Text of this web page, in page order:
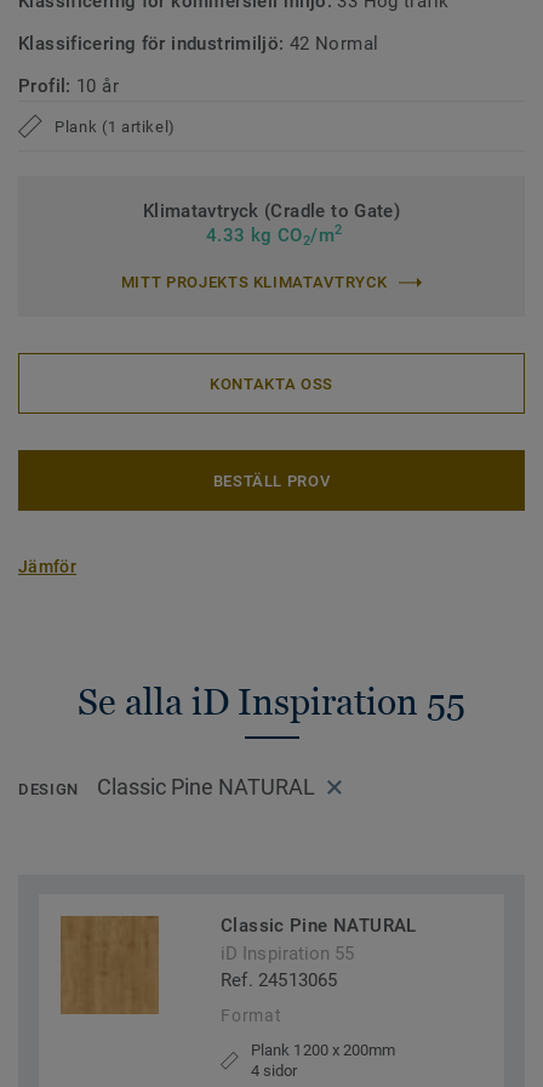
Klassificering för industrimiljö: 42 Normal
Profil: 10 år
Plank (1 artikel)
Klimatavtryck (Cradle to Gate)
4.33 kg CO2/m2
MITT PROJEKTS KLIMATAVTRYCK
KONTAKTA OSS
BESTÄLL PROV
Jämför
Se alla iD Inspiration 55
DESIGN Classic Pine NATURAL
Classic Pine NATURAL
iD Inspiration 55
Ref. 24513065
Format
Plank 1200 x 200mm
4 sidor